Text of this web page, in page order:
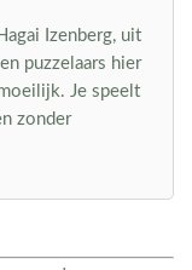
Izenberg, uit
puzzelaars hier
Je speelt
zonder